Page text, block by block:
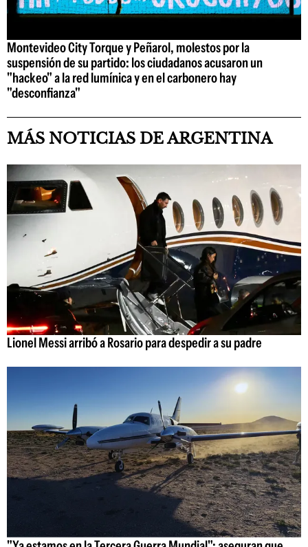
Montevideo City Torque y Peñarol, molestos por la
suspensión de su partido: los ciudadanos acusaron un
"hackeo" a la red lumínica y en el carbonero hay
"desconfianza"
MÁS NOTICIAS DE ARGENTINA
Lionel Messi arribó a Rosario para despedir a su padre